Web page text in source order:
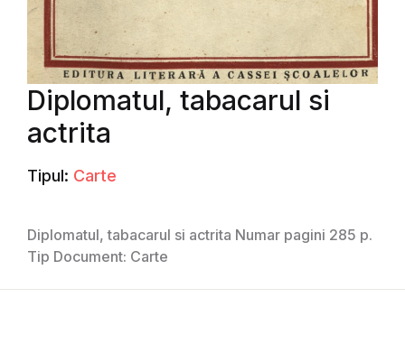
Diplomatul, tabacarul si
actrita
Tipul: Carte
Diplomatul, tabacarul si actrita Numar pagini 285 p.
Tip Document: Carte